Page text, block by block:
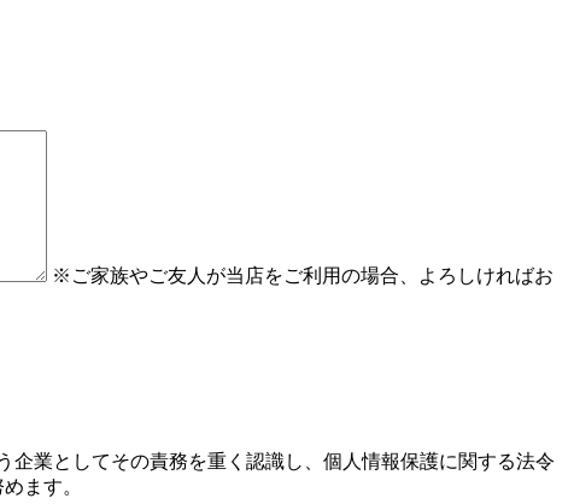
※ご家族やご友人が当店をご利用の場合、よろしければお
業としてその責務を重く認識し、個人情報保護に関する法令
ます。